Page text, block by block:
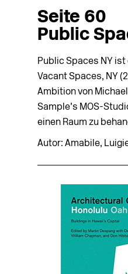
Seite 60
Public
Public Spaces NY
Vacant Spaces, NY
Ambition von
Sample’s MOS-
einen Raum zu
Autor: Amabile,